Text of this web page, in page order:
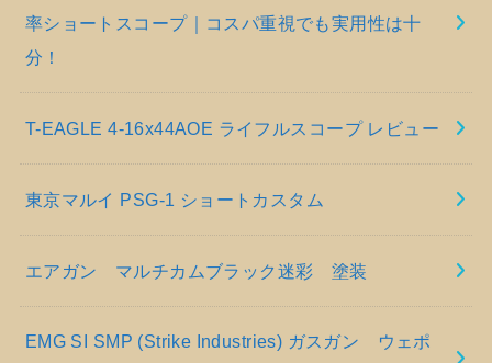
率ショートスコープ｜コスパ重視でも実用性は十
分！
T-EAGLE 4-16x44AOE ライフルスコープ レビュー
東京マルイ PSG-1 ショートカスタム
エアガン マルチカムブラック迷彩 塗装
EMG SI SMP (Strike Industries) ガスガン ウェポ